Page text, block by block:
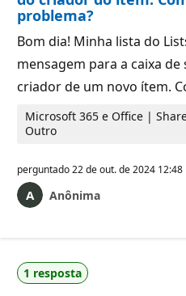
problema?
Bom dia! Minha lista do
mensagem para a caixa
criador de um novo ítem.
Microsoft 365 e Office |
Outro
perguntado22 de out. de 2024 12:48
Anônima
1 resposta